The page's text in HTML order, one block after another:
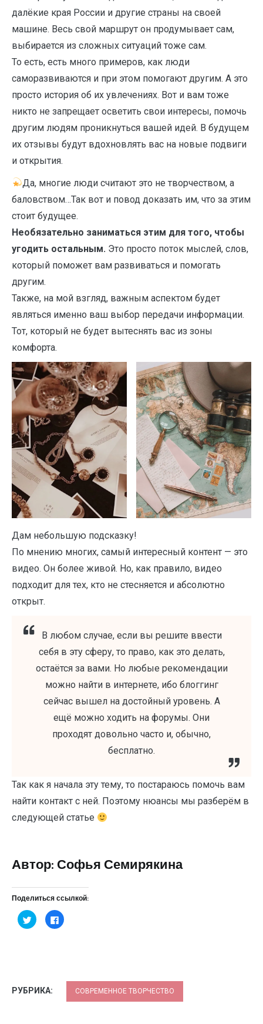
далёкие края России и другие страны на своей
машине. Весь свой маршрут он продумывает сам,
выбирается из сложных ситуаций тоже сам.
То есть, есть много примеров, как люди
саморазвиваются и при этом помогают другим. А это
просто история об их увлечениях. Вот и вам тоже
никто не запрещает осветить свои интересы, помочь
другим людям проникнуться вашей идей. В будущем
их отзывы будут вдохновлять вас на новые подвиги
и открытия.
Да, многие люди считают это не творчеством, а
баловством…Так вот и повод доказать им, что за этим
стоит будущее.
Необязательно заниматься этим для того, чтобы
угодить остальным. Это просто поток мыслей, слов,
который поможет вам развиваться и помогать
другим.
Также, на мой взгляд, важным аспектом будет
являться именно ваш выбор передачи информации.
Тот, который не будет вытеснять вас из зоны
комфорта.
Дам небольшую подсказку!
По мнению многих, самый интересный контент — это
видео. Он более живой. Но, как правило, видео
подходит для тех, кто не стесняется и абсолютно
открыт.
В любом случае, если вы решите ввести
себя в эту сферу, то право, как это делать,
остаётся за вами. Но любые рекомендации
можно найти в интернете, ибо блоггинг
сейчас вышел на достойный уровень. А
ещё можно ходить на форумы. Они
проходят довольно часто и, обычно,
бесплатно.
Так как я начала эту тему, то постараюсь помочь вам
найти контакт с ней. Поэтому нюансы мы разберём в
следующей статье
Автор: Софья Семирякина
Поделиться ссылкой:
Нажмите,
чтобы
поделиться
Нажмите
здесь,
новом
окне)
РУБРИКА: СОВРЕМЕННОЕ ТВОРЧЕСТВО